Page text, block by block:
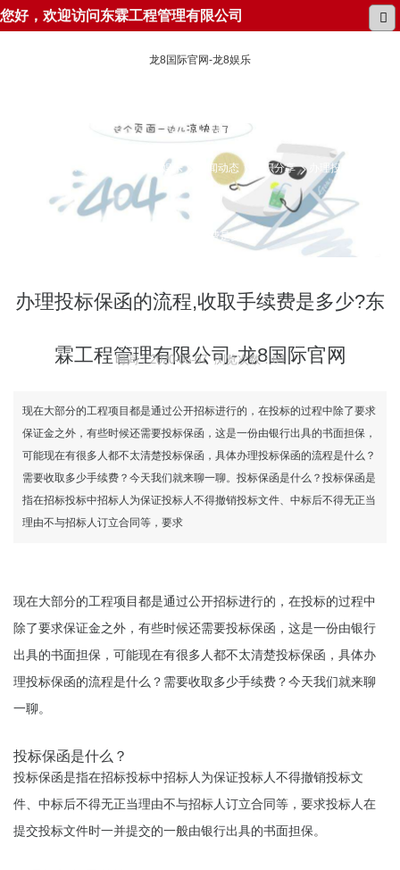
您好，欢迎访问东霖工程管理有限公司
龙8国际官网-龙8娱乐
所在位置： 龙8国际官网-龙8娱乐 新闻动态 知识分享 办理投标保函的
流程,收取手续费是多少?
办理投标保函的流程,收取手续费是多少?东
霖工程管理有限公司-龙8国际官网
时间：2020-05-07 浏览次数：64
现在大部分的工程项目都是通过公开招标进行的，在投标的过程中除了要求
保证金之外，有些时候还需要投标保函，这是一份由银行出具的书面担保，
可能现在有很多人都不太清楚投标保函，具体办理投标保函的流程是什么？
需要收取多少手续费？今天我们就来聊一聊。投标保函是什么？投标保函是
指在招标投标中招标人为保证投标人不得撤销投标文件、中标后不得无正当
理由不与招标人订立合同等，要求
现在大部分的工程项目都是通过公开招标进行的，在投标的过程中
除了要求保证金之外，有些时候还需要投标保函，这是一份由银行
出具的书面担保，可能现在有很多人都不太清楚投标保函，具体办
理投标保函的流程是什么？需要收取多少手续费？今天我们就来聊
一聊。
投标保函是什么？
投标保函是指在招标投标中招标人为保证投标人不得撤销投标文
件、中标后不得无正当理由不与招标人订立合同等，要求投标人在
提交投标文件时一并提交的一般由银行出具的书面担保。